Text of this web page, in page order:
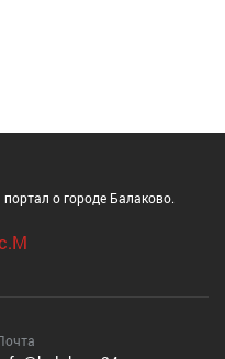
о городе Балаково.